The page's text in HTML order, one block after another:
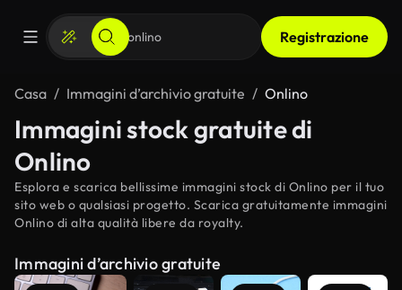
Registrazione
Casa Immagini d’archivio gratuite Onlino
Immagini stock gratuite di
Onlino
Esplora e scarica bellissime immagini stock di Onlino per il tuo
sito web o qualsiasi progetto. Scarica gratuitamente immagini
Onlino di alta qualità libere da royalty.
Immagini d’archivio gratuite